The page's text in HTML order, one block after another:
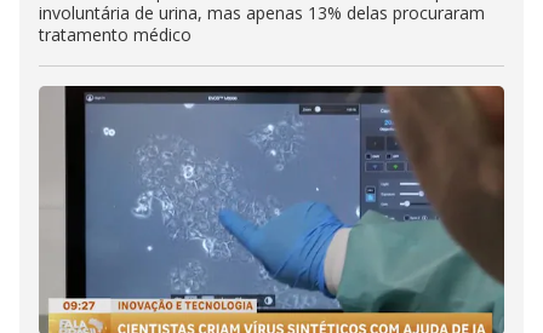
involuntária de urina, mas apenas 13% delas procuraram
tratamento médico